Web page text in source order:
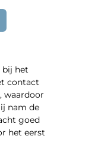
bij het
contact
waardoor
nam de
goed
het eerst